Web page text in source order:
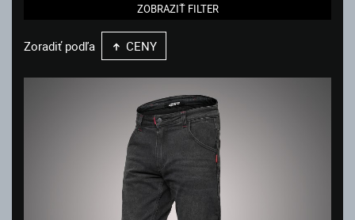
ZOBRAZIŤ FILTER
Zoradiť podľa CENY